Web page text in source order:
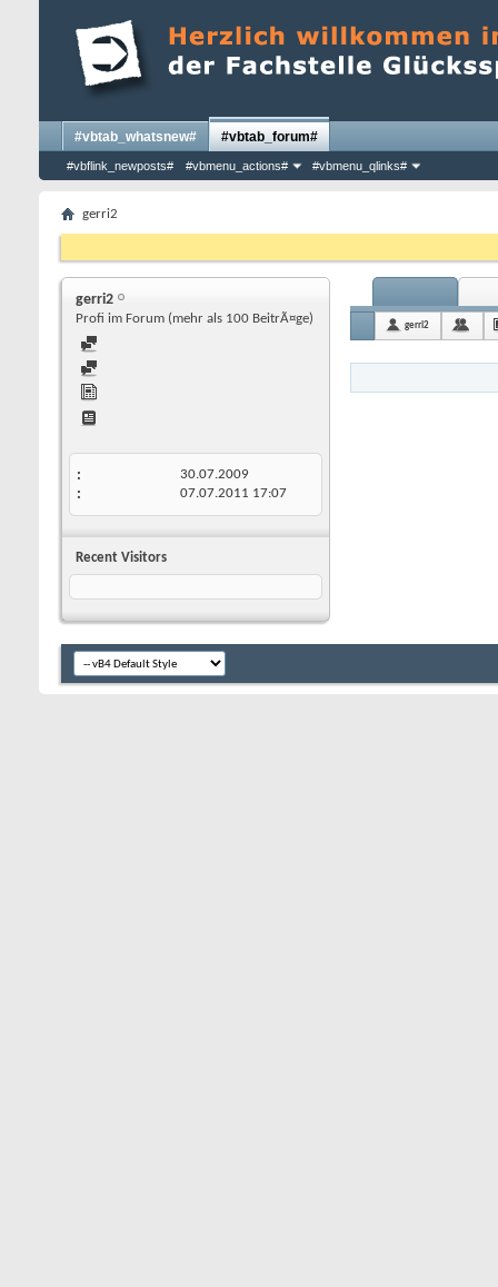
#vbtab_whatsnew# #vbtab_forum#
#vbflink_newposts# #vbmenu_actions# #vbmenu_qlinks#
gerri2
gerri2
Profi im Forum (mehr als 100 BeitrÃ¤ge)
30.07.2009
07.07.2011 17:07
Recent Visitors
gerri2